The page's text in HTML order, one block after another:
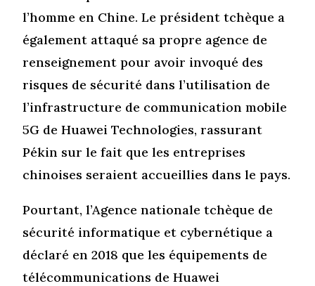
l’homme en Chine. Le président tchèque a
également attaqué sa propre agence de
renseignement pour avoir invoqué des
risques de sécurité dans l’utilisation de
l’infrastructure de communication mobile
5G de Huawei Technologies, rassurant
Pékin sur le fait que les entreprises
chinoises seraient accueillies dans le pays.
Pourtant, l’Agence nationale tchèque de
sécurité informatique et cybernétique a
déclaré en 2018 que les équipements de
télécommunications de Huawei